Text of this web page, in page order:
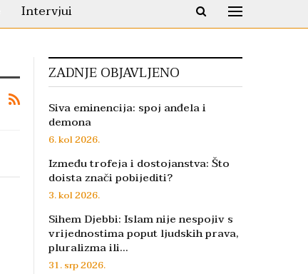
Intervjui
ZADNJE OBJAVLJENO
Siva eminencija: spoj anđela i
demona
6. kol 2026.
Između trofeja i dostojanstva: Što
doista znači pobijediti?
3. kol 2026.
Sihem Djebbi: Islam nije nespojiv s
vrijednostima poput ljudskih prava,
pluralizma ili…
31. srp 2026.